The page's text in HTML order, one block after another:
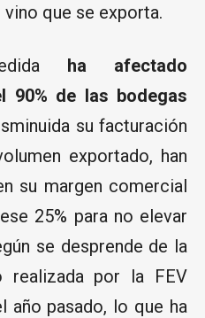
que se exporta.
ha afectado
90% de las bodegas
su facturación
exportado, han
su margen comercial
25% para no elevar
se desprende de la
realizada por la FEV
año pasado, lo que ha